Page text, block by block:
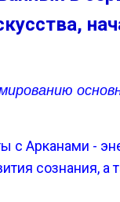
на
с Арканами -
сознания,